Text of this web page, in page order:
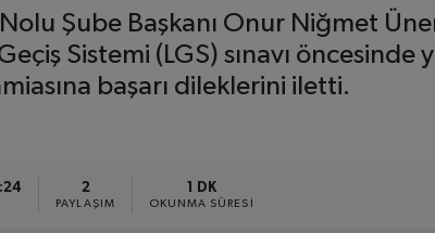
Şube Başkanı Onur Niğmet
Sistemi (LGS) sınavı öncesinde
başarı dileklerini iletti.
2
PAYLAŞIM
1 DK
OKUNMA SÜRESI